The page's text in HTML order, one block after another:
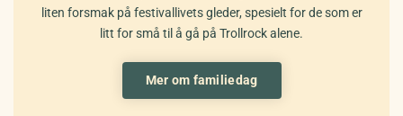
liten forsmak på festivallivets gleder, spesielt for de som er
litt for små til å gå på Trollrock alene.
Mer om familiedag